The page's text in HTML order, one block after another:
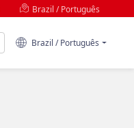
Brazil / Português
Brazil / Português